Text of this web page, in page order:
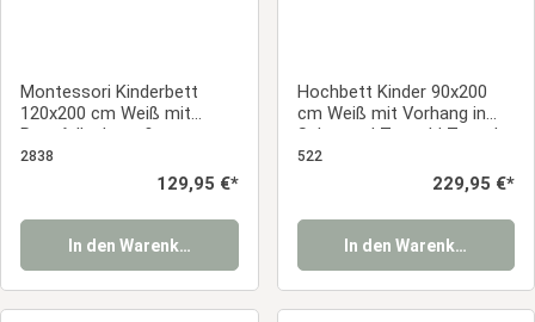
Montessori Kinderbett
120x200 cm Weiß mit
Rausfallschutz &
Lattenrost – Bodenbett
aus massivem Holz
2838
Regulärer Preis:
129,95 €*
In den Warenkorb
Hochbett Kinder 90x200
cm Weiß mit Vorhang in
Schwarz | Tunnel | Turm |
Rutsche | ohne Lattenrost
522
Regulärer Preis:
229,95 €*
In den Warenkorb